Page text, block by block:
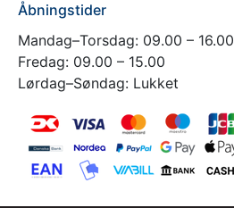
Åbningstider
Mandag–Torsdag: 09.00 – 16.00
Fredag: 09.00 – 15.00
Lørdag–Søndag: Lukket